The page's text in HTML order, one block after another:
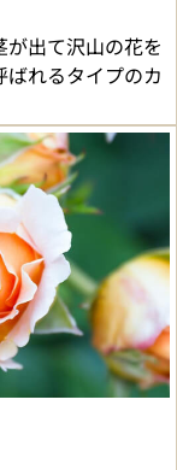
出て沢山の花を
れるタイプのカ